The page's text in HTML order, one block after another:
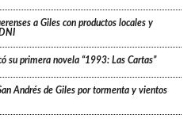
a Giles con productos locales y
su primera novela “1993: Las Cartas”
Andrés de Giles por tormenta y vientos